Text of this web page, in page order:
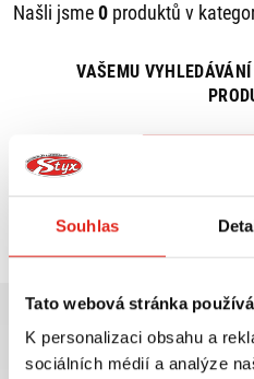
Souhlas
Tato webová stránka
K personalizaci obsahu a
sociálních médií a analýze
Našli jsme0 produktů v
VAŠEMU